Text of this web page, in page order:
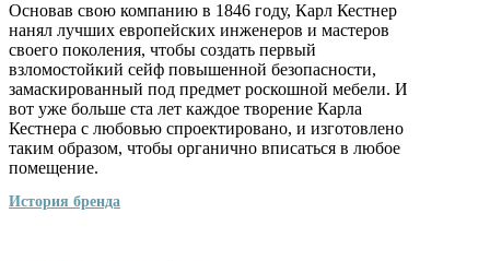
Основав свою компанию в 1846 году, Карл Кестнер
нанял лучших европейских инженеров и мастеров
своего поколения, чтобы создать первый
взломостойкий сейф повышенной безопасности,
замаскированный под предмет роскошной мебели. И
вот уже больше ста лет каждое творение Карла
Кестнера с любовью спроектировано, и изготовлено
таким образом, чтобы органично вписаться в любое
помещение.
История бренда